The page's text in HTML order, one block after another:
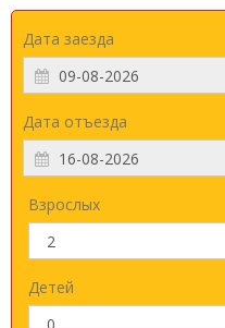
Дата заезда
Дата отъезда
Взрослых
Детей